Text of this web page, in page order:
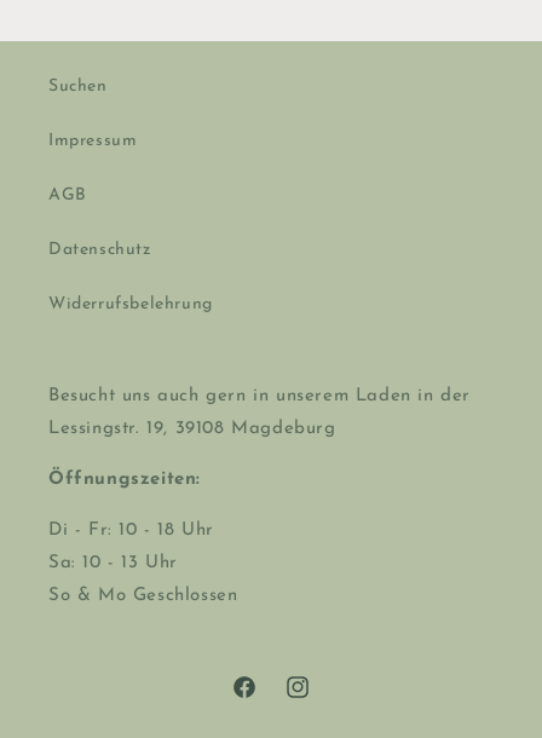
Suchen
Impressum
AGB
Datenschutz
Widerrufsbelehrung
Besucht uns auch gern in unserem Laden in der
Lessingstr. 19, 39108 Magdeburg
Öffnungszeiten:
Di - Fr: 10 - 18 Uhr
Sa: 10 - 13 Uhr
So & Mo Geschlossen
FacebookInstagram